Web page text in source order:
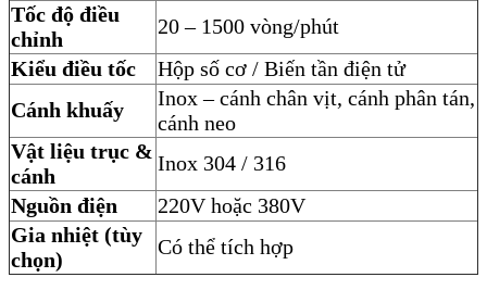
Tốc độ điều
chỉnh
20 – 1500 vòng/phút
Kiểu điều tốc
Hộp số cơ / Biến tần điện tử
Cánh khuấy
Inox – cánh chân vịt, cánh phân tán,
cánh neo
Vật liệu trục &
cánh
Inox 304 / 316
Nguồn điện
220V hoặc 380V
Gia nhiệt (tùy
chọn)
Có thể tích hợp